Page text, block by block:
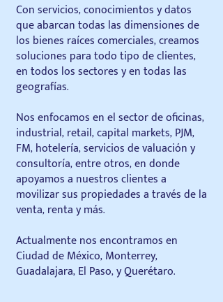
Con servicios, conocimientos y datos
que abarcan todas las dimensiones de
los bienes raíces comerciales, creamos
soluciones para todo tipo de clientes,
en todos los sectores y en todas las
geografías.
Nos enfocamos en el sector de oficinas,
industrial, retail, capital markets, PJM,
FM, hotelería, servicios de valuación y
consultoría, entre otros, en donde
apoyamos a nuestros clientes a
movilizar sus propiedades a través de la
venta, renta y más.
Actualmente nos encontramos en
Ciudad de México, Monterrey,
Guadalajara, El Paso, y Querétaro.